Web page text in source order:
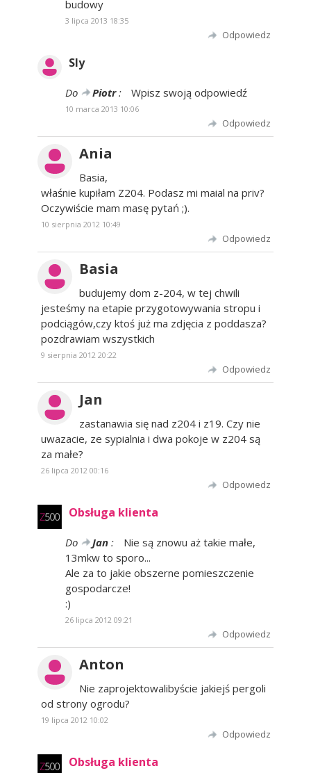
budowy
3 lipca 2013 18:35
Odpowiedz
Sly
Do Piotr: Wpisz swoją odpowiedź
10 marca 2013 10:06
Odpowiedz
Ania
Basia,
właśnie kupiłam Z204. Podasz mi maial na priv?
Oczywiście mam masę pytań ;).
10 sierpnia 2012 10:49
Odpowiedz
Basia
budujemy dom z-204, w tej chwili
jesteśmy na etapie przygotowywania stropu i
podciągów,czy ktoś już ma zdjęcia z poddasza?
pozdrawiam wszystkich
9 sierpnia 2012 20:22
Odpowiedz
Jan
zastanawia się nad z204 i z19. Czy nie
uwazacie, ze sypialnia i dwa pokoje w z204 są
za małe?
26 lipca 2012 00:16
Odpowiedz
Obsługa klienta
Do Jan :
Nie są znowu aż takie małe,
13mkw to sporo...
Ale za to jakie obszerne pomieszczenie
gospodarcze!
:)
26 lipca 2012 09:21
Odpowiedz
Anton
Nie zaprojektowalibyście jakiejś pergoli
od strony ogrodu?
19 lipca 2012 10:02
Odpowiedz
Obsługa klienta